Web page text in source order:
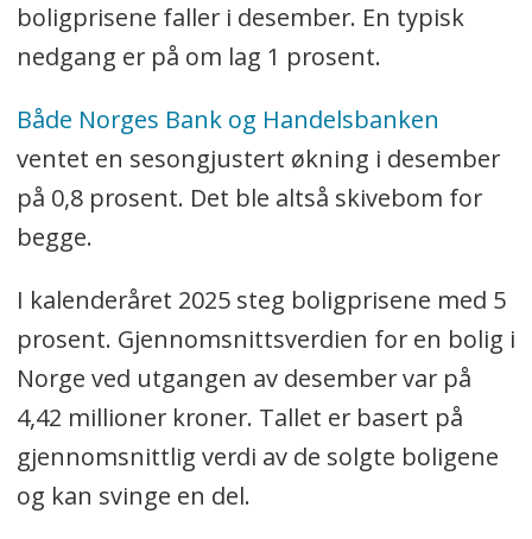
boligprisene faller i desember. En typisk
nedgang er på om lag 1 prosent.
Både Norges Bank og Handelsbanken
ventet en sesongjustert økning i desember
på 0,8 prosent. Det ble altså skivebom for
begge.
I kalenderåret 2025 steg boligprisene med 5
prosent. Gjennomsnittsverdien for en bolig i
Norge ved utgangen av desember var på
4,42 millioner kroner. Tallet er basert på
gjennomsnittlig verdi av de solgte boligene
og kan svinge en del.